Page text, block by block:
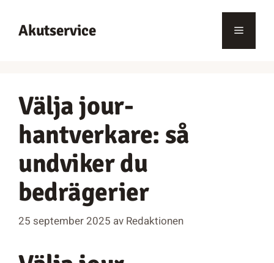
innehåll
Akutservice Meny
Välja jour-
hantverkare: så
undviker du
bedrägerier
25 september 2025 av Redaktionen